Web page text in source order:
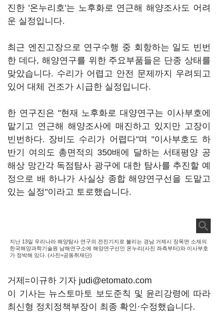
진한 '온누리호'는 노후화로 연근해 해양조사도 어려
운 실정입니다.
최근 엔진고장으로 연구수행 중 회항하는 일도 빈번
한 데다, 해양연구를 위한 주요부품들은 단종 상태를
맞았습니다. 수리가 어렵고 안전 문제까지 우려되고
있어 대체 건조가 시급한 실정입니다.
한 연구진은 "현재 노후화로 대양연구는 이사부호에
맡기고 연근해 해양조사에 매진하고 있지만 고장이
빈번하다. 장비도 수리가 어렵다"며 "이사부호도 하
반기 여의도 총면적의 350배에 달하는 서태평양 공
해상 망간각 독점탐사 광구에 대한 탐사를 추진할 예
정으로 배 하나가 사실상 종합 해양연구선을 도맡고
있는 실정"이라고 토로했습니다.
지난 13일 우리나라 해양탐사 연구의 전진기지로 불리는 경남 거제시 장목면 소재의
한국해양과학기술원 남해연구소에 해양연구선인 온누리(사진 좌측부터)와 이사부호
가 정박해 있다. (사진=공동취재단)
거제=이규하 기자 judi@etomato.com
이 기사는 뉴스토마토 보도준칙 및 윤리강령에 따라
최신형 정치정책부장이 최종 확인·수정했습니다.